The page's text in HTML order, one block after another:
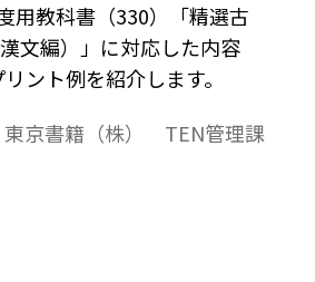
用教科書（330）「精選古
文編）」に対応した内容
ント例を紹介します。
東京書籍（株） TEN管理課